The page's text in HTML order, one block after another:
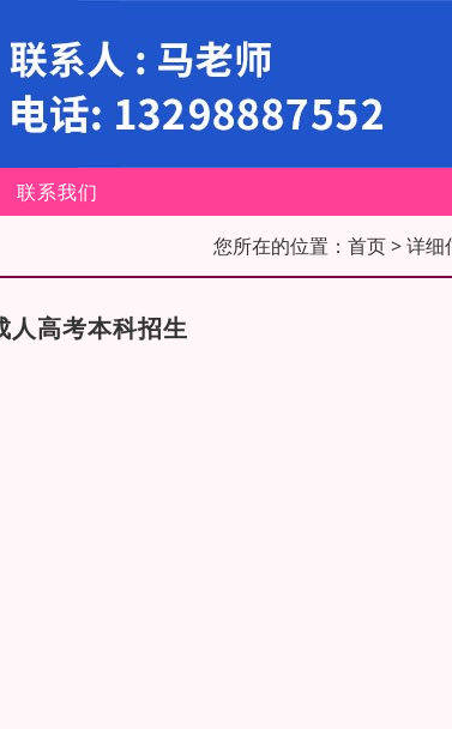
联系我们
您所在的位置： 首页> 详细
人高考本科招生